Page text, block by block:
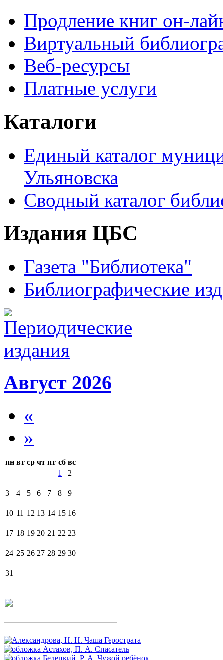
Продление книг он-
Виртуальный
Веб-ресурсы
Платные услуги
Каталоги
Единый каталог
Ульяновска
Сводный каталог
Издания ЦБС
Газета "Библиотека"
Библиографические
Август 2026
«
»
пн вт ср чт пт сб вс
1
2
3 4 5 6 7 8 9
10 11 12 13 14 15 16
17 18 19 20 21 22 23
24 25 26 27 28 29 30
31